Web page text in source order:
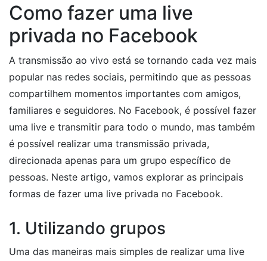
Como fazer uma live
privada no Facebook
A transmissão ao vivo está se tornando cada vez mais
popular nas redes sociais, permitindo que as pessoas
compartilhem momentos importantes com amigos,
familiares e seguidores. No Facebook, é possível fazer
uma live e transmitir para todo o mundo, mas também
é possível realizar uma transmissão privada,
direcionada apenas para um grupo específico de
pessoas. Neste artigo, vamos explorar as principais
formas de fazer uma live privada no Facebook.
1. Utilizando grupos
Uma das maneiras mais simples de realizar uma live